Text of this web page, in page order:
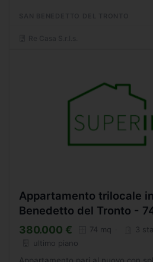
Appartamento trilocale
Benedetto del Tronto -
380.000 € 74 mq 3
ultimo piano
Appartamento pari al nuovo con